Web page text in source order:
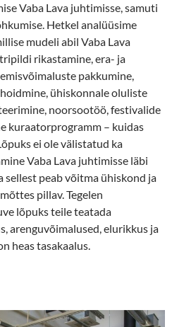
Vaba Lava juhtimisse, samuti
Hetkel analüüsime
mudeli abil Vaba Lava
rikastamine, era- ja
pakkumine,
ühiskonnale oluliste
noorsootöö, festivalide
kuraatorprogramm – kuidas
ei ole välistatud ka
Vaba Lava juhtimisse läbi
sellest peab võitma ühiskond ja
pillav. Tegelen
lõpuks teile teatada
arenguvõimalused, elurikkus ja
heas tasakaalus.